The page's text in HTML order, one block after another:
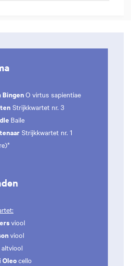
BingenO virtus sapientiae
Strijkkwartet nr. 3
Baile
Strijkkwartet nr. 1
viool
viool
altviool
Oleocello